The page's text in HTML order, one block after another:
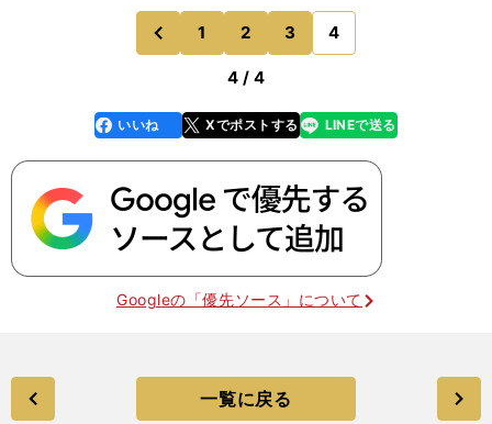
前
のページへ
1 2 3 4
4 / 4
faceboo
k
いいね Xでポストする
line LINEで送る
Googleの「優先ソース」について
一覧に戻る